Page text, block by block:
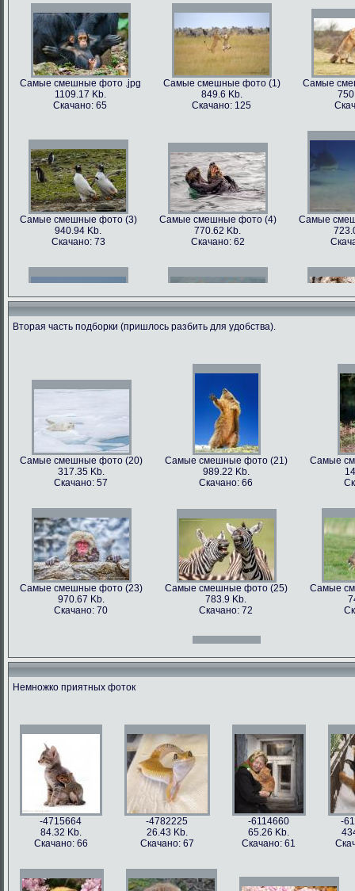
Самые смешные фото .jpg
1109.17 Kb.
Скачано: 65
Самые смешные фото (1)
849.6 Kb.
Скачано: 125
Самые
Самые смешные фото (3)
940.94 Kb.
Скачано: 73
Самые смешные фото (4)
770.62 Kb.
Скачано: 62
Самые
Самые смешные фото (9)
562.79 Kb.
Самые смешные фото (10)
899.22 Kb.
Самые
996.47 Kb.
Скачано: 71
Самые смешные фото (15)
809.97 Kb.
Скачано: 68
Самые смешные фото (16)
674.29 Kb.
Скачано: 79
Самые
Вторая часть подборки (пришлось разбить для удобства).
Самые смешные фото (20)
317.35 Kb.
Скачано: 57
Самые смешные фото (21)
989.22 Kb.
Скачано: 66
Самые
Самые смешные фото (23)
970.67 Kb.
Скачано: 70
Самые смешные фото (25)
783.9 Kb.
Скачано: 72
Самые
Самые смешные фото (27)
Скачано: 61
Самые смешные фото (28)
1158.5 Kb.
Скачано: 76
Самые
Самые смешные фото (31)
626.42 Kb.
Скачано: 77
Самые смешные фото (33)
1054 Kb.
Скачано: 85
Немножко приятных фоток
-4715664
84.32 Kb.
Скачано: 66
-4782225
26.43 Kb.
Скачано: 67
-6114660
65.26 Kb.
Скачано: 61
-